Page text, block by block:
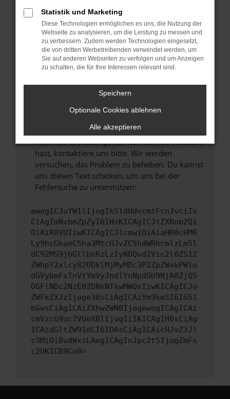
Starte dein Gerät neu.
Das kann manchmal helfen, vorübergehende
Probleme zu beheben.
Stelle sicher, dass dein Browser und dein
Betriebssystem auf dem neuesten Stand
sind.
Sicherheitsrisiko, sondern kann auch dazu
unterstützt werden.
Wende dich an den Webseitenbetreiber.
Wenn du alle oben genannten Schritte versucht
hast, kontaktiere uns bitte. Wir werden
versuchen, das Problem zu beheben. Du kannst
uns diesen Text schicken, um uns bei der
Fehlersuche zu unterstützen:
ewogICJuYW1lIjogIk5ldHdvcmtFcnJvciIs
CiAgImNvbmZpZyI6IHsKICAgICJtZXRob2Qi
OiAiR0VUIiwKICAgICJ1cmwiOiAiaHR0cHM6
Ly9hcGkueC5ha3MtcHJvZC5hdWRhcmlzLm5l
dC92MS9jbGllbnRzLzIyNDQvd2Vic2l0ZS12
ZWhpY2xlcy82ODklMjMyMDc3P2ZpZWxkPWlu
dGVybmFsTnVtYmVyJndlYnNpdGU9NjA0ZjQ5
OGFlNDc2NzE0ZDNkNTkwMWQxIiwKICAgICJo
ZWFkZXJzIjoge30sCiAgICAiYm9keSI6IG51
bGwsCiAgICAiZXhwZWN0IjogewogICAgICAi
cmVzcG9uc2VUeXBlIjogIiIKICAgIH0sCiAg
ICAidGltZW91dCI6IDAsCiAgICAicHJvZ3Jl
c3MiOiBudWxsLAogICAgInJpc2t5IjogZmFs
c2UKICB9Cn0=
Statistik und Marketing
Diese Technologien ermöglichen es uns, die Nutzung der
Webseite zu analysieren, um die Leistung zu messen und
zu verbessern. Zudem werden Technologien eingesetzt,
die von dritten Werbetreibenden verwendet werden, um
Sie auf anderen Webseiten zu verfolgen und um Anzeigen
zu schalten, die für Ihre Interessen relevant sind.
Speichern
Optionale Cookies ablehnen
Alle akzeptieren